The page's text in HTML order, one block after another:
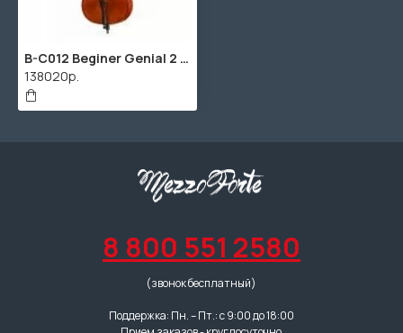
B-C012 Beginer Genial 2 Nitro Виолончель 1/2, Gliga
138020р.
8 800 551 2580
(звонок бесплатный)
Поддержка: Пн. – Пт.: с 9:00 до 18:00